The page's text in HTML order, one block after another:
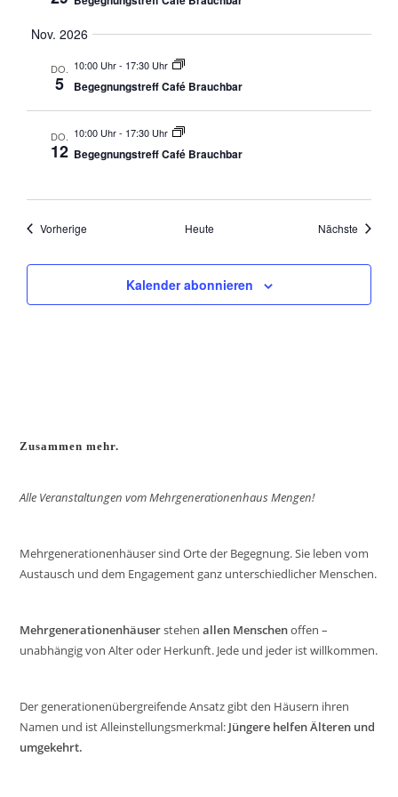
n
a
n
Nov. 2026
DO.
5
10:00 Uhr- 17:30 Uhr
Begegnungstreff Café Brauchbar
DO.
12
10:00 Uhr- 17:30 Uhr
Begegnungstreff Café Brauchbar
VorherigeVeranstaltungen Heute Nächste
Kalender abonnieren
Zusammen mehr.
Alle Veranstaltungen vom Mehrgenerationenhaus Mengen!
Mehrgenerationenhäuser sind Orte der Begegnung. Sie leben vom
Austausch und dem Engagement ganz unterschiedlicher Menschen.
Mehrgenerationenhäuserstehenallen Menschenoffen –
unabhängig von Alter oder Herkunft. Jede und jeder ist willkommen.
Der generationenübergreifende Ansatz gibt den Häusern ihren
Namen und ist Alleinstellungsmerkmal: Jüngere helfen Älteren und
umgekehrt.